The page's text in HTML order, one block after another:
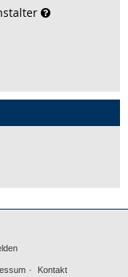
Kontakt